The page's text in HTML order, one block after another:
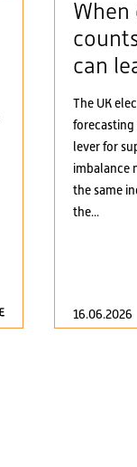
can
The UK
forecasting
lever for
imbalance
the same
the...
16.06.2026